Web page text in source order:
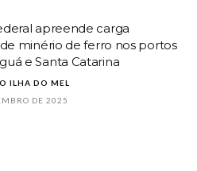
apreende carga
minério de ferro nos portos
e Santa Catarina
ILHA DO MEL
DE 2025